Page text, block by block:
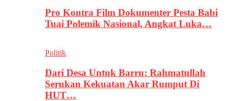
Pro Kontra Film Dokumenter Pesta Babi
Tuai Polemik Nasional, Angkat Luka…
Politik
Dari Desa Untuk Barru: Rahmatullah
Serukan Kekuatan Akar Rumput Di
HUT…